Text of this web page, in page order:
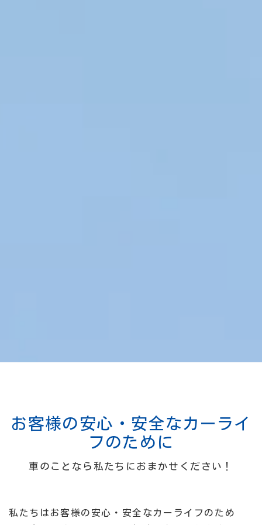
お客様の安心・安全なカーライ
フのために
車のことなら私たちにおまかせください！
私たちはお客様の安心・安全なカーライフのため